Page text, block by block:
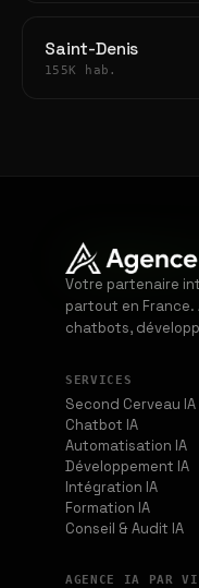
Saint-Denis
155K hab.
Votre partenaire
partout en
chatbots,
SERVICES
Second Cerveau IA
Chatbot IA
Automatisation IA
Développement IA
Intégration IA
Formation IA
Conseil & Audit IA
AGENCE IA PAR